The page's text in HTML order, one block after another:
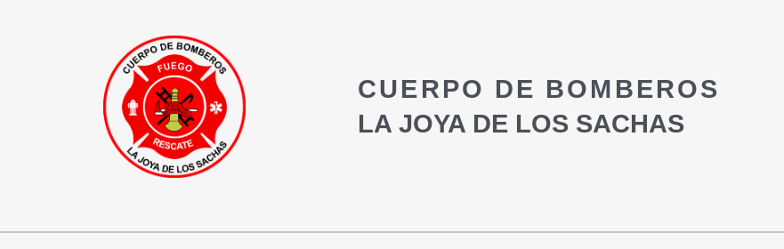
CUERPO DE BOMBEROS
LA JOYA DE LOS SACHAS